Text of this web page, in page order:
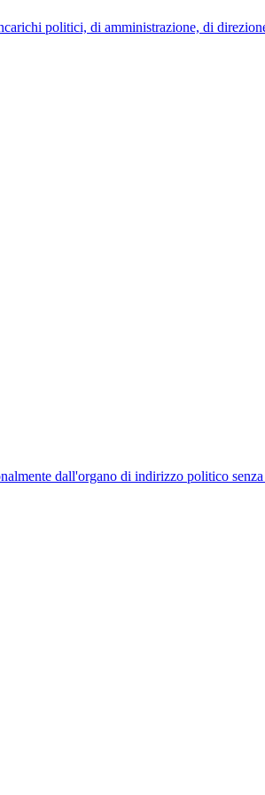
politici, di amministrazione, di
dall'organo di indirizzo politico